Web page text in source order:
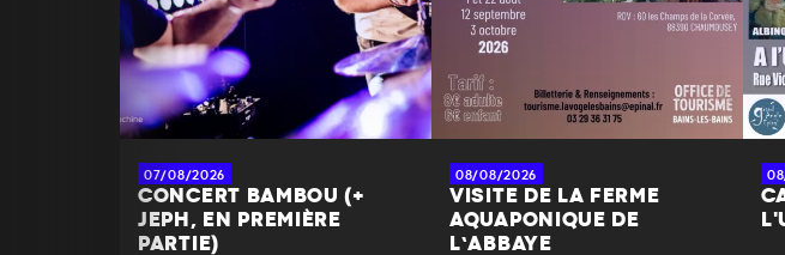
07/08/2026
CONCERT BAMBOU (+
JEPH, EN PREMIÈRE
PARTIE)
08/08/2026
VISITE DE LA FERME
AQUAPONIQUE DE
L’ABBAYE